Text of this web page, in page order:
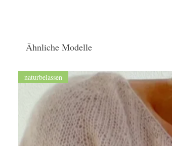
Ähnliche Modelle
naturbelassen